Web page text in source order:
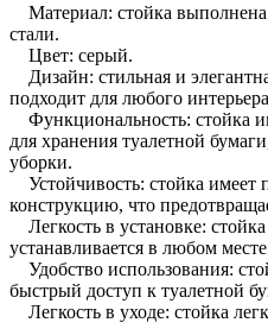
Материал: стойка
стали.
Цвет: серый.
Дизайн: стильная и
подходит для любого
Функциональность: стойка
для хранения туалетной
уборки.
Устойчивость: стойка
конструкцию, что
Легкость в установке: стойка
устанавливается в любом
Удобство использования:
быстрый доступ к туалетной
Легкость в уходе: стойка